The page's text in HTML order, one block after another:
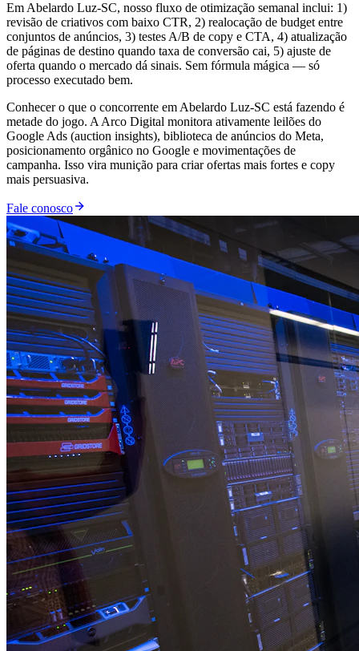
Em Abelardo Luz-SC, nosso fluxo de otimização semanal inclui: 1)
revisão de criativos com baixo CTR, 2) realocação de budget entre
conjuntos de anúncios, 3) testes A/B de copy e CTA, 4) atualização
de páginas de destino quando taxa de conversão cai, 5) ajuste de
oferta quando o mercado dá sinais. Sem fórmula mágica — só
processo executado bem.
Conhecer o que o concorrente em Abelardo Luz-SC está fazendo é
metade do jogo. A Arco Digital monitora ativamente leilões do
Google Ads (auction insights), biblioteca de anúncios do Meta,
posicionamento orgânico no Google e movimentações de
campanha. Isso vira munição para criar ofertas mais fortes e copy
mais persuasiva.
Fale conosco